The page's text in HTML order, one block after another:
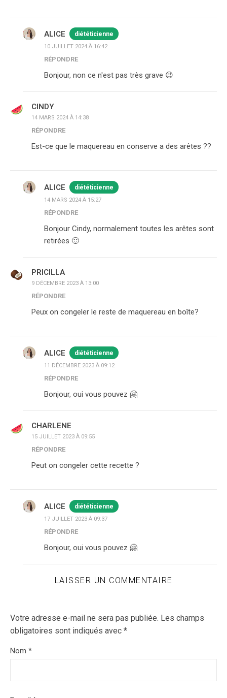
ALICE diététicienne
10 JUILLET 2024 À 16:42
RÉPONDRE
Bonjour, non ce n'est pas très grave 😉
CINDY
14 MARS 2024 À 14:38
RÉPONDRE
Est-ce que le maquereau en conserve a des arêtes ??
ALICE diététicienne
14 MARS 2024 À 15:27
RÉPONDRE
Bonjour Cindy, normalement toutes les arêtes sont
retirées 🙂
PRICILLA
9 DÉCEMBRE 2023 À 13:00
RÉPONDRE
Peux on congeler le reste de maquereau en boîte?
ALICE diététicienne
11 DÉCEMBRE 2023 À 09:12
RÉPONDRE
Bonjour, oui vous pouvez 🤗
CHARLENE
15 JUILLET 2023 À 09:55
RÉPONDRE
Peut on congeler cette recette ?
ALICE diététicienne
17 JUILLET 2023 À 09:37
RÉPONDRE
Bonjour, oui vous pouvez 🤗
LAISSER UN COMMENTAIRE
Votre adresse e-mail ne sera pas publiée. Les champs
obligatoires sont indiqués avec *
Nom *